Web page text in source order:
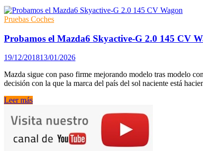
Pruebas Coches
Probamos el Mazda6 Skyactive-G 2.0 145 CV
19/12/201813/01/2026
Mazda sigue con paso firme mejorando modelo tras modelo
decisión con la que la marca del país del sol naciente está
Probamos
Mazda6
Skyactive-
Leer más